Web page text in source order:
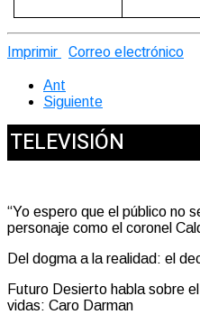
Imprimir Correo electrónico
Ant
Siguiente
TELEVISIÓN
“Yo espero que el público no
personaje como el coronel
Del dogma a la realidad: el
Futuro Desierto habla sobre
vidas: Caro Darman